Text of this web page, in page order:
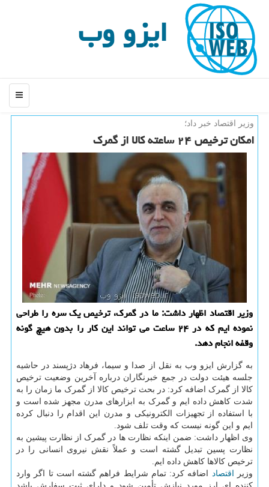
ایزو وب
منو
وزیر اقتصاد خبر داد؛
امكان ترخیص ۲۴ ساعته كالا از گمرك
وزیر اقتصاد اظهار داشت: ما در گمرک، ترخیص یک سره را طراحی
نموده ایم که در ۲۴ ساعت می تواند این کار را بدون هیچ گونه
وقفه انجام دهد.
به گزارش ایزو وب به نقل از صدا و سیما، فرهاد دژپسند در حاشیه
جلسه هیئت دولت در جمع خبرنگاران درباره آخرین وضعیت ترخیص
کالا از گمرک اضافه کرد: در بحث ترخیص کالا از گمرک ما زمان را به
شدت کاهش داده ایم و گمرک به ابزارهای مدرن مجهز شده است و
با استفاده از تجهیزات الکترونیکی و مدرن این اقدام را دنبال کرده
ایم و این گونه نیست که وقت تلف شود.
وی اظهار داشت: ضمن اینکه نظارت ها در گمرک از نظارت پیشین به
نظارت پسین تبدیل گشته است و عملاً نقش نیروی انسانی را در
ترخیص کالاها کاهش داده ایم.
وزیر اقتصاد اضافه کرد: تمام شرایط فراهم گشته است تا اگر وارد